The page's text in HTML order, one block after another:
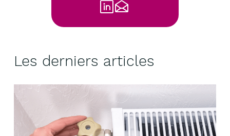
Les derniers articles